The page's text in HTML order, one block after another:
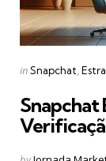
Categories
Posted
inSnapchat
Snapchat